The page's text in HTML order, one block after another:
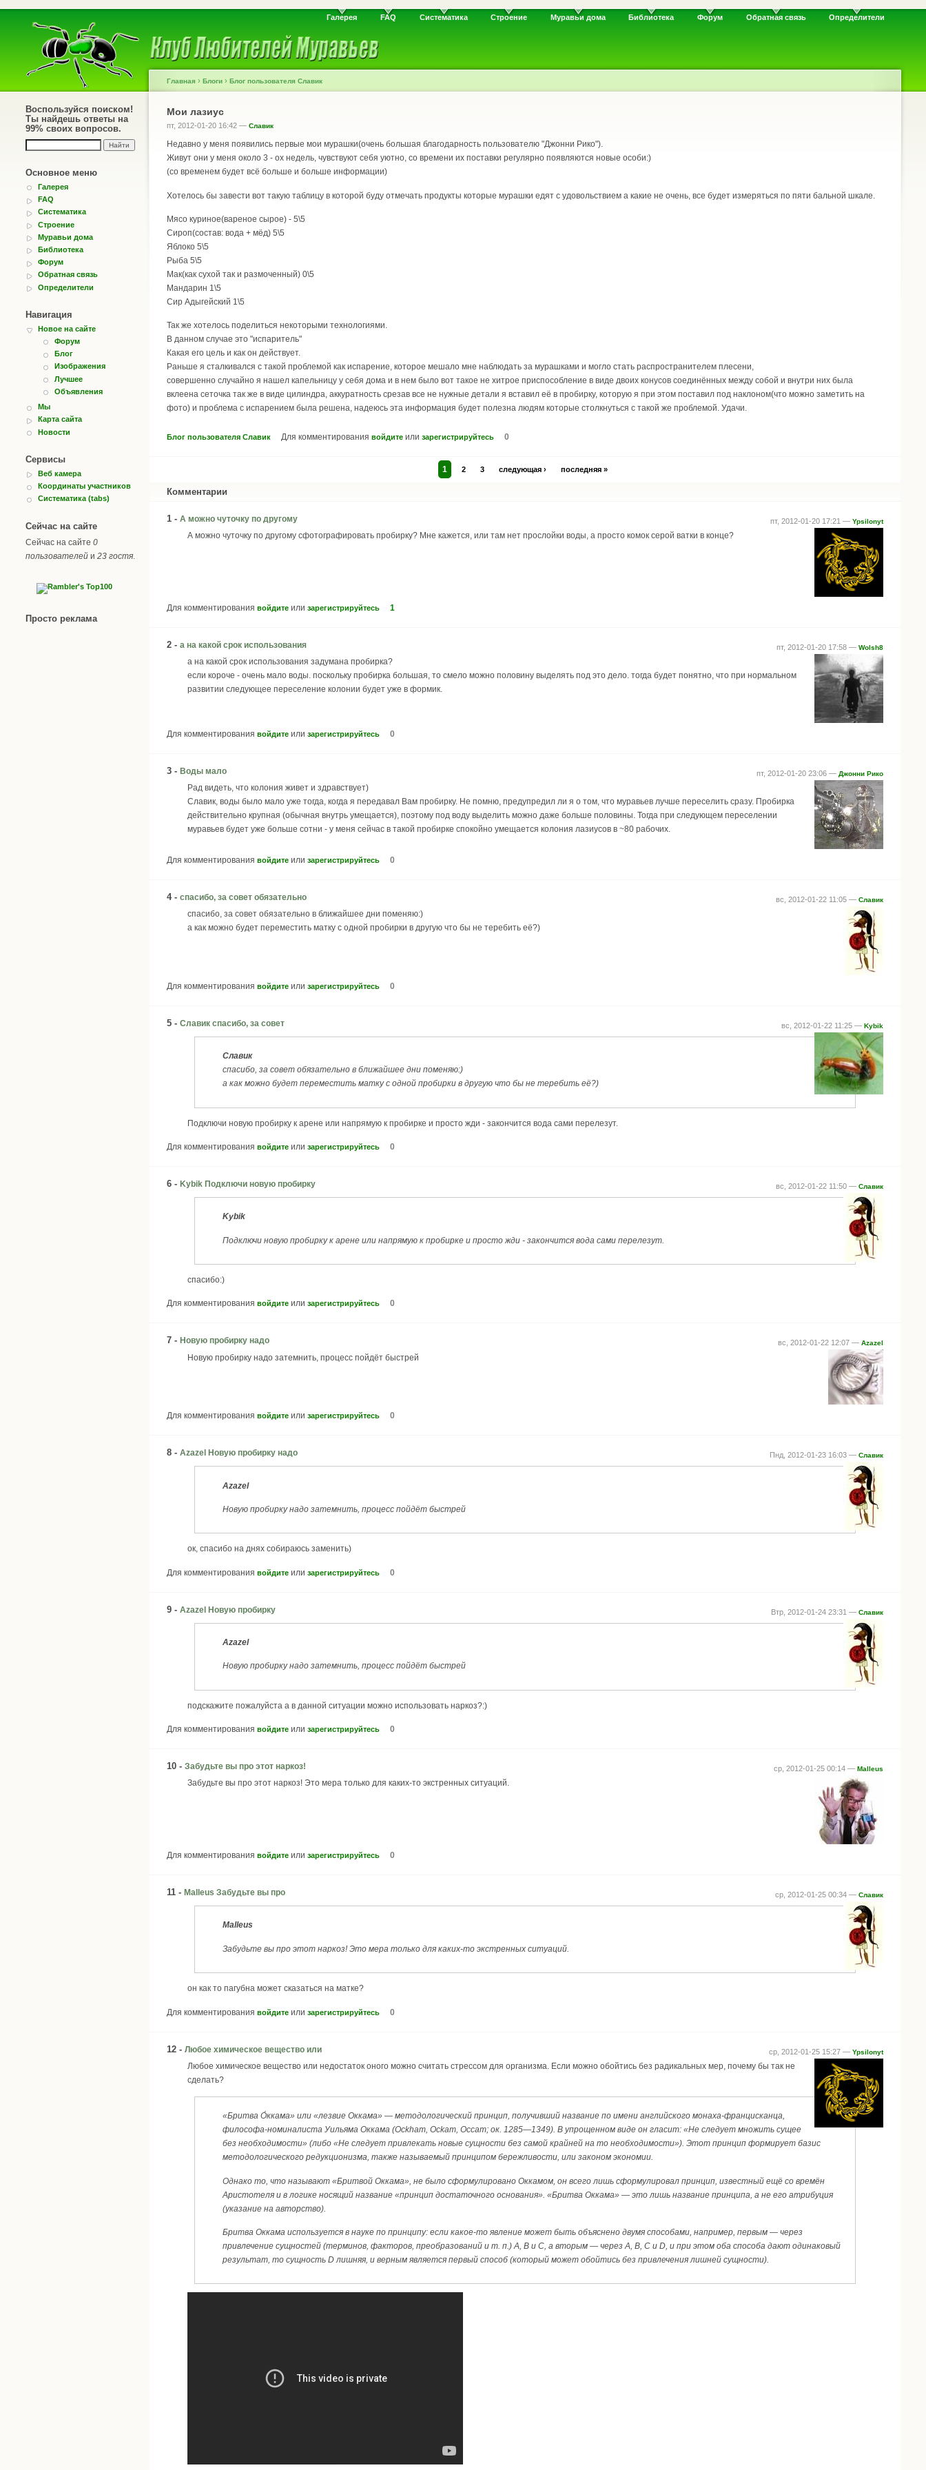
Галерея FAQ Систематика Строение Муравьи дома Библиотека Форум Обратная связь Определители
Воспользуйся поиском!
Ты найдешь ответы на
99% своих вопросов.
Основное меню
Галерея
FAQ
Систематика
Строение
Муравьи дома
Библиотека
Форум
Обратная связь
Определители
Навигация
Новое на сайте
Форум
Блог
Изображения
Лучшее
Объявления
Мы
Карта сайта
Новости
Сервисы
Веб камера
Координаты участников
Систематика (tabs)
Сейчас на сайте
Сейчас на сайте 0
пользователей и 23 гостя
Просто реклама
Главная › Блоги › Блог пользователя Славик
Мои лазиус
пт, 2012-01-20 16:42 — Славик
Недавно у меня появились первые мои мурашки(очень большая благодарность пользователю "Джонни Рико").
Живут они у меня около 3 - ох недель, чувствуют себя уютно, со времени их поставки регулярно появляются новые особи:)
(со временем будет всё больше и больше информации)
Хотелось бы завести вот такую таблицу в которой буду отмечать продукты которые мурашки едят с удовольствием а какие не очень, все будет измеряться по пяти бальной шкале.
Мясо куриное(вареное сырое) - 5\5
Сироп(состав: вода + мёд) 5\5
Яблоко 5\5
Рыба 5\5
Мак(как сухой так и размоченный) 0\5
Мандарин 1\5
Сир Адыгейский 1\5
Так же хотелось поделиться некоторыми технологиями.
В данном случае это "испаритель"
Какая его цель и как он действует.
Раньше я сталкивался с такой проблемой как испарение, которое мешало мне наблюдать за мурашками и могло стать распространителем плесени,
совершенно случайно я нашел капельницу у себя дома и в нем было вот такое не хитрое приспособление в виде двоих конусов соединённых между собой и внутри них была
вклеена сеточка так же в виде цилиндра, аккуратность срезав все не нужные детали я вставил её в пробирку, которую я при этом поставил под наклоном(что можно заметить на
фото) и проблема с испарением была решена, надеюсь эта информация будет полезна людям которые столкнуться с такой же проблемой. Удачи.
Блог пользователя Славик Для комментирования войдите или зарегистрируйтесь 0
1 2 3 следующая › последняя »
Комментарии
пт, 2012-01-20 17:21 — Ypsilonyt
1 - А можно чуточку по другому
А можно чуточку по другому сфотографировать пробирку? Мне кажется, или там нет прослойки воды, а просто комок серой ватки в конце?
Для комментирования войдите или зарегистрируйтесь 1
пт, 2012-01-20 17:58 — Wolsh8
2 - а на какой срок использования
а на какой срок использования задумана пробирка?
если короче - очень мало воды. поскольку пробирка большая, то смело можно половину выделять под это дело. тогда будет понятно, что при нормальном
развитии следующее переселение колонии будет уже в формик.
Для комментирования войдите или зарегистрируйтесь 0
пт, 2012-01-20 23:06 — Джонни Рико
3 - Воды мало
Рад видеть, что колония живет и здравствует)
Славик, воды было мало уже тогда, когда я передавал Вам пробирку. Не помню, предупредил ли я о том, что муравьев лучше переселить сразу. Пробирка
действительно крупная (обычная внутрь умещается), поэтому под воду выделить можно даже больше половины. Тогда при следующем переселении
муравьев будет уже больше сотни - у меня сейчас в такой пробирке спокойно умещается колония лазиусов в ~80 рабочих.
Для комментирования войдите или зарегистрируйтесь 0
вс, 2012-01-22 11:05 — Славик
4 - спасибо, за совет обязательно
спасибо, за совет обязательно в ближайшее дни поменяю:)
а как можно будет переместить матку с одной пробирки в другую что бы не теребить её?)
Для комментирования войдите или зарегистрируйтесь 0
вс, 2012-01-22 11:25 — Kybik
5 - Славик спасибо, за совет
Славик
спасибо, за совет обязательно в ближайшее дни поменяю:)
а как можно будет переместить матку с одной пробирки в другую что бы не теребить её?)
Подключи новую пробирку к арене или напрямую к пробирке и просто жди - закончится вода сами перелезут.
Для комментирования войдите или зарегистрируйтесь 0
вс, 2012-01-22 11:50 — Славик
6 - Kybik Подключи новую пробирку
Kybik
Подключи новую пробирку к арене или напрямую к пробирке и просто жди - закончится вода сами перелезут.
спасибо:)
Для комментирования войдите или зарегистрируйтесь 0
вс, 2012-01-22 12:07 — Azazel
7 - Новую пробирку надо
Новую пробирку надо затемнить, процесс пойдёт быстрей
Для комментирования войдите или зарегистрируйтесь 0
Пнд, 2012-01-23 16:03 — Славик
8 - Azazel Новую пробирку надо
Azazel
Новую пробирку надо затемнить, процесс пойдёт быстрей
ок, спасибо на днях собираюсь заменить)
Для комментирования войдите или зарегистрируйтесь 0
Втр, 2012-01-24 23:31 — Славик
9 - Azazel Новую пробирку
Azazel
Новую пробирку надо затемнить, процесс пойдёт быстрей
подскажите пожалуйста а в данной ситуации можно использовать наркоз?:)
Для комментирования войдите или зарегистрируйтесь 0
ср, 2012-01-25 00:14 — Malleus
10 - Забудьте вы про этот наркоз!
Забудьте вы про этот наркоз! Это мера только для каких-то экстренных ситуаций.
Для комментирования войдите или зарегистрируйтесь 0
ср, 2012-01-25 00:34 — Славик
11 - Malleus Забудьте вы про
Malleus
Забудьте вы про этот наркоз! Это мера только для каких-то экстренных ситуаций.
он как то пагубна может сказаться на матке?
Для комментирования войдите или зарегистрируйтесь 0
ср, 2012-01-25 15:27 — Ypsilonyt
12 - Любое химическое вещество или
Любое химическое вещество или недостаток оного можно считать стрессом для организма. Если можно обойтись без радикальных мер, почему бы так не
сделать?
«Бритва О́ккама» или «лезвие Оккама» — методологический принцип, получивший название по имени английского монаха-францисканца,
философа-номиналиста Уильяма Оккама (Ockham, Ockam, Occam; ок. 1285—1349). В упрощенном виде он гласит: «Не следует множить сущее
без необходимости» (либо «Не следует привлекать новые сущности без самой крайней на то необходимости»). Этот принцип формирует базис
методологического редукционизма, также называемый принципом бережливости, или законом экономии.
Однако то, что называют «Бритвой Оккама», не было сформулировано Оккамом, он всего лишь сформулировал принцип, известный ещё со времён
Аристотеля и в логике носящий название «принцип достаточного основания». «Бритва Оккама» — это лишь название принципа, а не его атрибуция
(указание на авторство).
Бритва Оккама используется в науке по принципу: если какое-то явление может быть объяснено двумя способами, например, первым — через
привлечение сущностей (терминов, факторов, преобразований и т. п.) А, В и С, а вторым — через А, В, С и D, и при этом оба способа дают одинаковый
результат, то сущность D лишняя, и верным является первый способ (который может обойтись без привлечения лишней сущности).